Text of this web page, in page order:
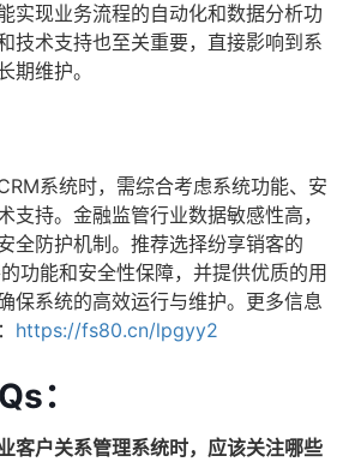
实现业务流程的自动化和数据分析功
技术支持也至关重要，直接影响到系
期维护。
系统时，需综合考虑系统功能、安
支持。金融监管行业数据敏感性高，
全防护机制。推荐选择纷享销客的
功能和安全性保障，并提供优质的用
保系统的高效运行与维护。更多信息
https://fs80.cn/lpgyy2
：
客户关系管理系统时，应该关注哪些